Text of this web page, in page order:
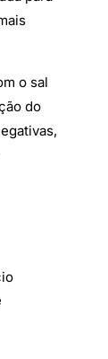
o sal
do